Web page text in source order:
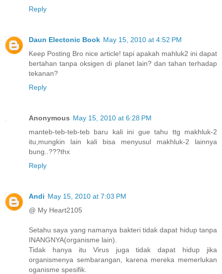
Reply
Daun Electonic Book May 15, 2010 at 4:52 PM
Keep Posting Bro nice article! tapi apakah mahluk2 ini dapat
bertahan tanpa oksigen di planet lain? dan tahan terhadap
tekanan?
Reply
Anonymous May 15, 2010 at 6:28 PM
manteb-teb-teb-teb baru kali ini gue tahu ttg makhluk-2
itu,mungkin lain kali bisa menyusul makhluk-2 lainnya
bung..???thx
Reply
Andi May 15, 2010 at 7:03 PM
@ My Heart2105
Setahu saya yang namanya bakteri tidak dapat hidup tanpa
INANGNYA(organisme lain).
Tidak hanya itu Virus juga tidak dapat hidup jika
organismenya sembarangan, karena mereka memerlukan
oganisme spesifik.